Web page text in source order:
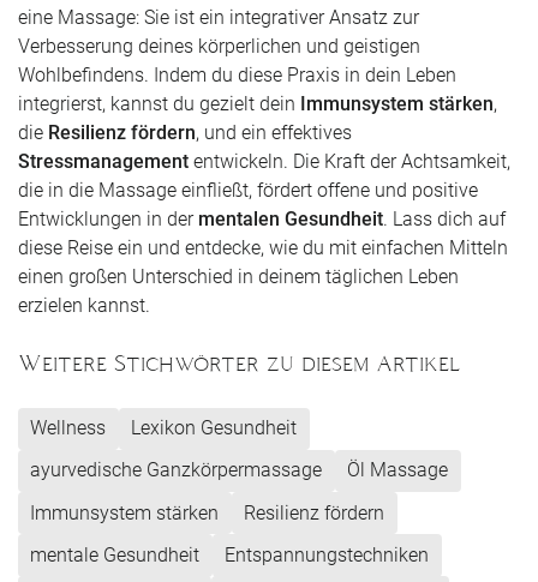
eine Massage: Sie ist ein integrativer Ansatz zur
Verbesserung deines körperlichen und geistigen
Wohlbefindens. Indem du diese Praxis in dein Leben
integrierst, kannst du gezielt dein Immunsystem stärken,
die Resilienz fördern, und ein effektives
Stressmanagement entwickeln. Die Kraft der Achtsamkeit,
die in die Massage einfließt, fördert offene und positive
Entwicklungen in der mentalen Gesundheit. Lass dich auf
diese Reise ein und entdecke, wie du mit einfachen Mitteln
einen großen Unterschied in deinem täglichen Leben
erzielen kannst.
Weitere Stichwörter zu diesem Artikel
Wellness
Lexikon Gesundheit
ayurvedische Ganzkörpermassage
Öl Massage
Immunsystem stärken
Resilienz fördern
mentale Gesundheit
Entspannungstechniken